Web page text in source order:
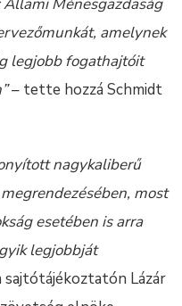
amelynek
legjobb fogathajtóit
– tette hozzá Schmidt
nagykaliberű
most
esetében is arra
legjobbját
Lázár